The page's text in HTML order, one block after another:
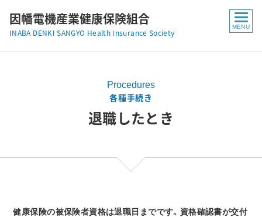
因幡電機産業健康保険組合
INABA DENKI SANGYO Health Insurance Society
Procedures
各種手続き
退職したとき
健康保険の被保険者資格は退職日までです。資格確認書が交付